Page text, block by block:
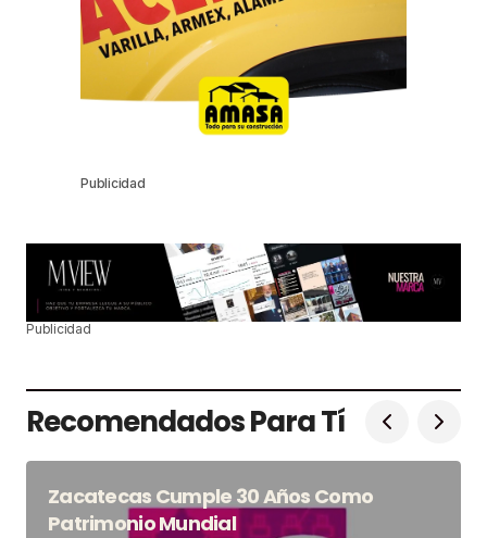
Publicidad
Publicidad
Recomendados Para Tí
Zacatecas Cumple 30 Años Como
Patrimonio Mundial